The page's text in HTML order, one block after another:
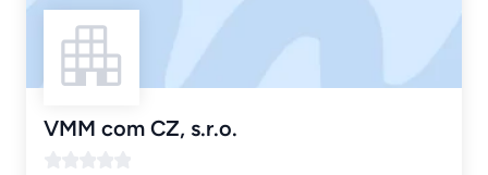
VMM com CZ, s.r.o.